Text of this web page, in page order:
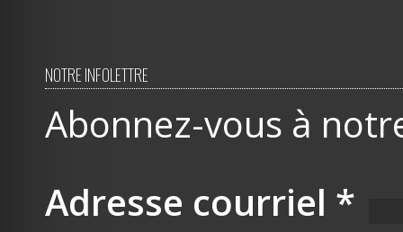
NOTRE INFOLETTRE
Abonnez-vous à
Adresse courriel *